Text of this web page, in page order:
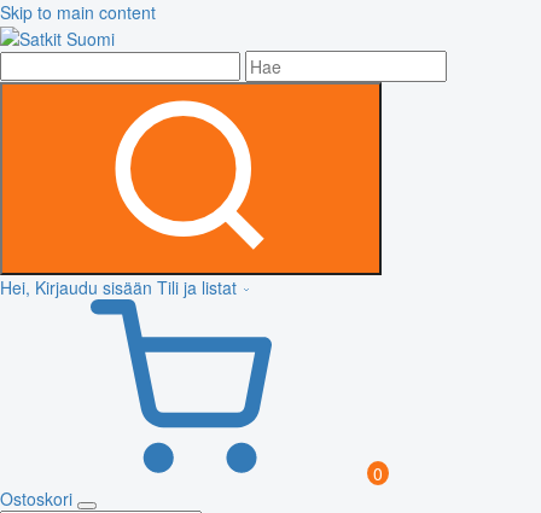
Skip to main content
Hei, Kirjaudu sisään Tili ja listat
0
Ostoskori